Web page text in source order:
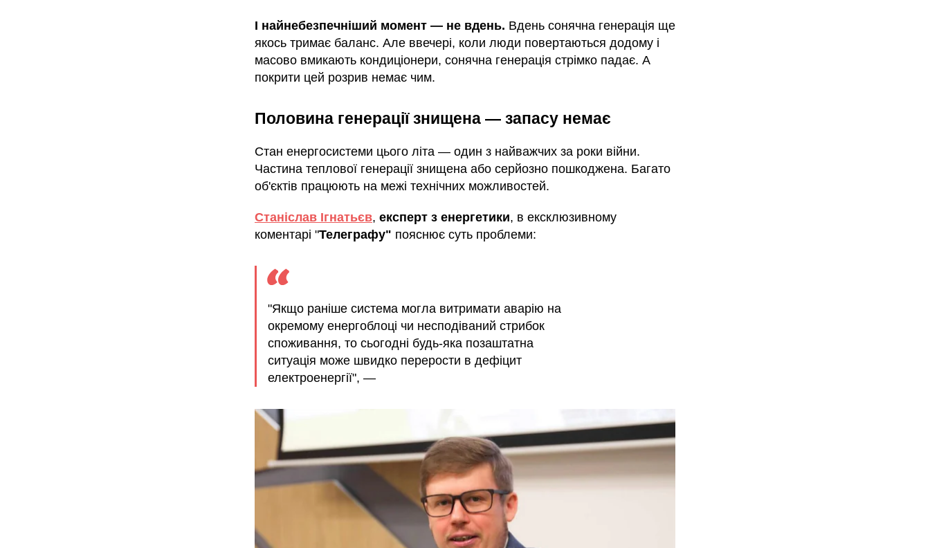
І найнебезпечніший момент — не вдень. Вдень сонячна генерація ще
якось тримає баланс. Але ввечері, коли люди повертаються додому і
масово вмикають кондиціонери, сонячна генерація стрімко падає. А
покрити цей розрив немає чим.
Половина генерації знищена — запасу немає
Стан енергосистеми цього літа — один з найважчих за роки війни.
Частина теплової генерації знищена або серйозно пошкоджена. Багато
об'єктів працюють на межі технічних можливостей.
Станіслав Ігнатьєв, експерт з енергетики, в ексклюзивному
коментарі "Телеграфу" пояснює суть проблеми:
"Якщо раніше система могла витримати аварію на
окремому енергоблоці чи несподіваний стрибок
споживання, то сьогодні будь-яка позаштатна
ситуація може швидко перерости в дефіцит
електроенергії", —